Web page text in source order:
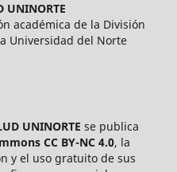
UNINORTE
académica de la División
Universidad del Norte
UNINORTE se publica
CC BY-NC 4.0, la
y el uso gratuito de sus